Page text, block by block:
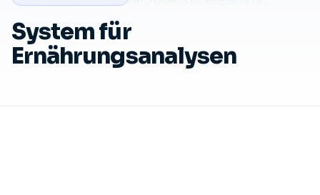
System für
Ernährungsanalysen